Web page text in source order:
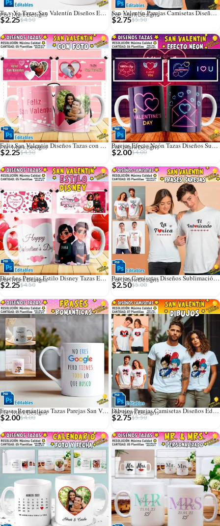
Tu y Yo Tazas San Valentín Diseños Editables
Por: Mark Designs
$4.50
$2.25
San Valentín Parejas Camisetas Diseños Editables
Por: Mark Designs
$5.50
$2.75
Feliz San Valentín Diseños Tazas con Foto
Por: Mark Designs
$4.50
$2.25
Parejas Efecto Neón Tazas Diseños Sublimación
Por: Mark Designs
$4.00
$2.00
Diseños Parejas Estilo Disney Tazas Editables
Por: Mark Designs
$4.50
$2.25
Parejas Camisetas Diseños Sublimación Editables
Por: Mark Designs
$5.00
$2.50
Frases Románticas Tazas Parejas San Valentín
Por: Mark Designs
$4.00
$2.00
Dibujos Parejas Camisetas Diseños Editables
Por: Mark Designs
$5.50
$2.75